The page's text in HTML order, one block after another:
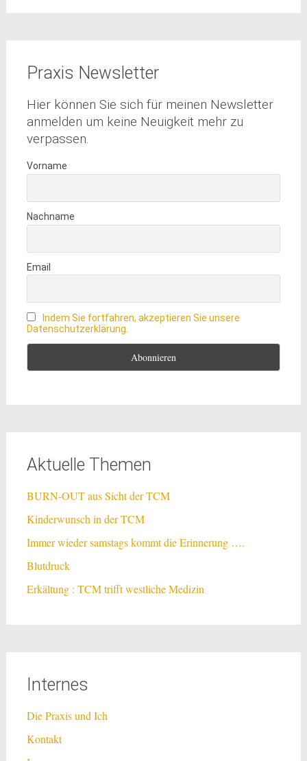
Praxis Newsletter
Hier können Sie sich für meinen Newsletter
anmelden um keine Neuigkeit mehr zu
verpassen.
Vorname
Nachname
Email
Indem Sie fortfahren, akzeptieren Sie unsere
Datenschutzerklärung.
Aktuelle Themen
BURN-OUT aus Sicht der TCM
Kinderwunsch in der TCM
Immer wieder samstags kommt die Erinnerung ….
Blutdruck
Erkältung : TCM trifft westliche Medizin
Internes
Die Praxis und Ich
Kontakt